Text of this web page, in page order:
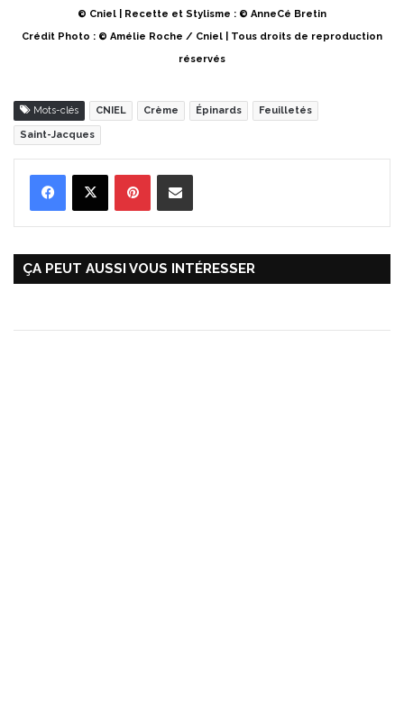
© Cniel | Recette et Stylisme : © AnneCé Bretin
Crédit Photo : © Amélie Roche / Cniel | Tous droits de reproduction
réservés
Mots-clés CNIEL Crème Épinards Feuilletés
Saint-Jacques
ÇA PEUT AUSSI VOUS INTÉRESSER